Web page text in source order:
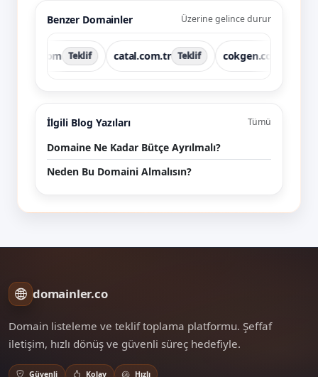
Benzer Domainler Üzerine gelince durur
Teklif catal.com.tr Teklif cokgen.com
İlgili Blog Yazıları Tümü
Domaine Ne Kadar Bütçe Ayrılmalı?
Neden Bu Domaini Almalısın?
domainler.co
Domain listeleme ve teklif toplama platformu. Şeffaf
iletişim, hızlı dönüş ve güvenli süreç hedefiyle.
Güvenli Kolay Hızlı